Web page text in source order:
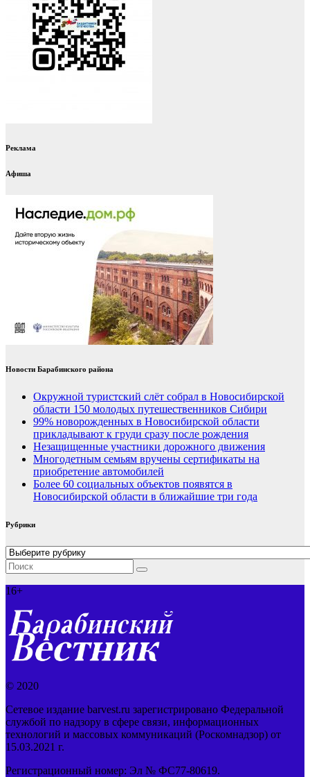
Реклама
Афиша
Новости Барабинского района
Окружной туристский слёт собрал в Новосибирской
области 150 молодых путешественников Сибири
99% новорожденных в Новосибирской области
прикладывают к груди сразу после рождения
Незащищенные участники дорожного движения
Многодетным семьям вручены сертификаты на
приобретение автомобилей
Более 60 социальных объектов появятся в
Новосибирской области в ближайшие три года
Рубрики
Рубрики
16+
© 2020
Сетевое издание barvest.ru зарегистрировано Федеральной
службой по надзору в сфере связи, информационных
технологий и массовых коммуникаций (Роскомнадзор) от
15.03.2021 г.
Регистрационный номер: Эл № ФС77-80619.